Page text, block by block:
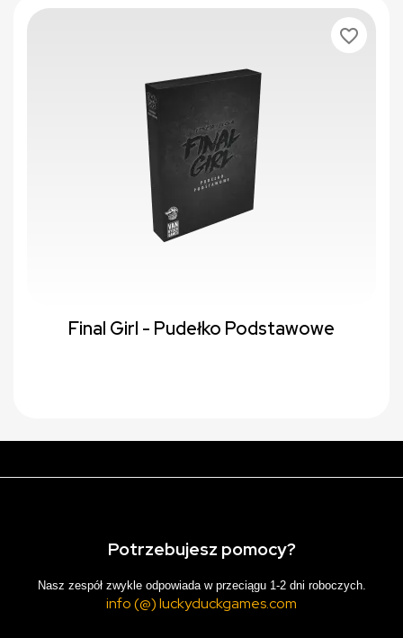
Final Girl - Pudełko Podstawowe
favorite_border
Potrzebujesz pomocy?
Nasz zespół zwykle odpowiada w przeciągu 1-2 dni roboczych.
info (@) luckyduckgames.com